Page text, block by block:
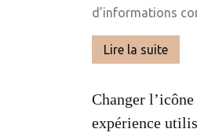
d’informations
Lire la suite
Changer
expérience